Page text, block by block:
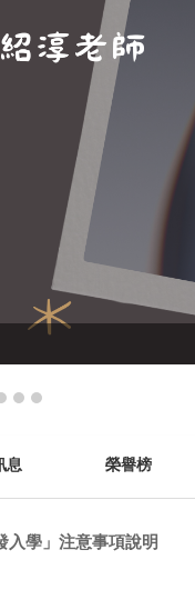
息 榮譽榜
入學」注意事項說明